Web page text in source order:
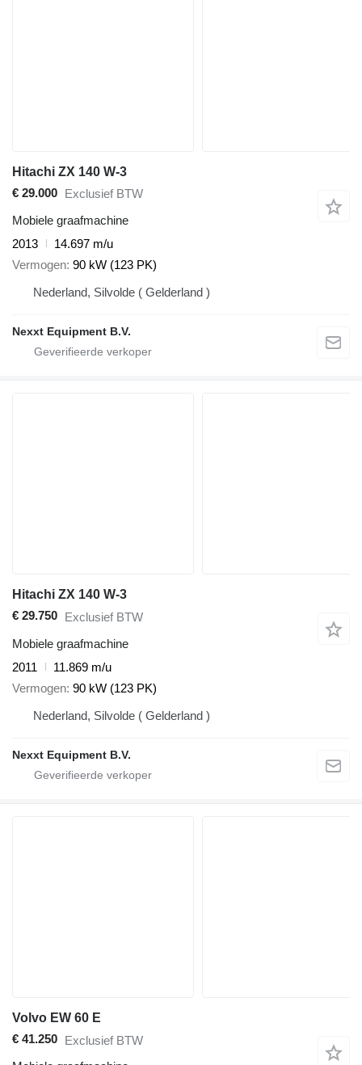
Hitachi ZX 140 W-3
€ 29.000
Exclusief BTW
Mobiele graafmachine
2013
14.697 m/u
Vermogen 90 kW (123 PK)
Nederland, Silvolde ( Gelderland )
Nexxt Equipment B.V.
Hitachi ZX 140 W-3
€ 29.750 Exclusief BTW
Mobiele graafmachine
2011
11.869 m/u
Vermogen 90 kW (123 PK)
Nederland, Silvolde ( Gelderland )
Nexxt Equipment B.V.
Volvo EW 60 E
€ 41.250 Exclusief BTW